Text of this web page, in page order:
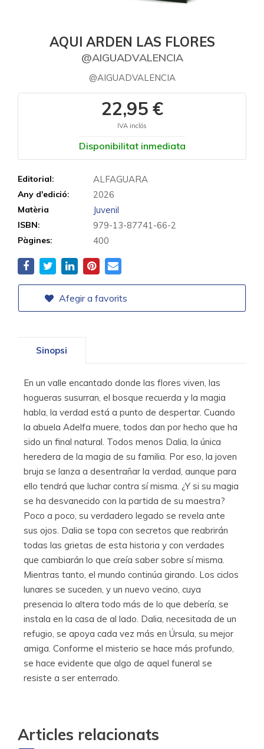
AQUI ARDEN LAS FLORES
@AIGUADVALENCIA
@AIGUADVALENCIA
22,95 €
IVA inclós
Disponibilitat inmediata
Editorial: ALFAGUARA
Any d'edició: 2026
Matèria Juvenil
ISBN: 979-13-87741-66-2
Pàgines: 400
Afegir a favorits
Sinopsi
En un valle encantado donde las flores viven, las
hogueras susurran, el bosque recuerda y la magia
habla, la verdad está a punto de despertar. Cuando
la abuela Adelfa muere, todos dan por hecho que ha
sido un final natural. Todos menos Dalia, la única
heredera de la magia de su familia. Por eso, la joven
bruja se lanza a desentrañar la verdad, aunque para
ello tendrá que luchar contra sí misma. ¿Y si su magia
se ha desvanecido con la partida de su maestra?
Poco a poco, su verdadero legado se revela ante
sus ojos. Dalia se topa con secretos que reabrirán
todas las grietas de esta historia y con verdades
que cambiarán lo que creía saber sobre sí misma.
Mientras tanto, el mundo continúa girando. Los ciclos
lunares se suceden, y un nuevo vecino, cuya
presencia lo altera todo más de lo que debería, se
instala en la casa de al lado. Dalia, necesitada de un
refugio, se apoya cada vez más en Úrsula, su mejor
amiga. Conforme el misterio se hace más profundo,
se hace evidente que algo de aquel funeral se
resiste a ser enterrado.
Articles relacionats